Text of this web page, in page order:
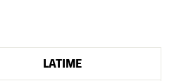
LATIME